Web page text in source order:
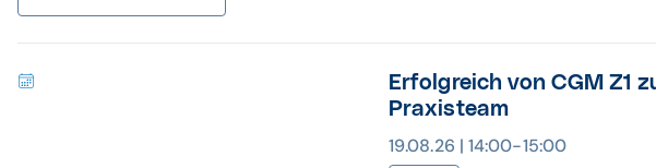
Erfolgreich von CGM Z1
Praxisteam
19.08.26 | 14:00-15:00